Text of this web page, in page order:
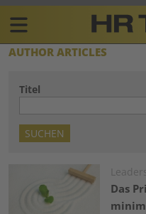
Skip
content
Plattform
für
Human
Main
DE
AUTHOR ARTICLES
Titel
Das